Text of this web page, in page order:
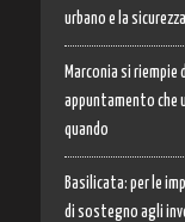
urbano e la
Marconia si riempie
appuntamento che
quando
Basilicata: per le
di sostegno agli